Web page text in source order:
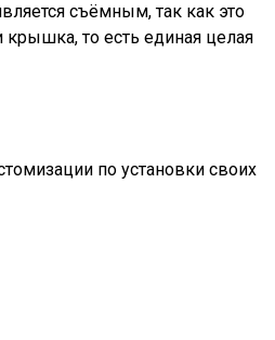
съёмным, так как это
то есть единая целая
по установки своих